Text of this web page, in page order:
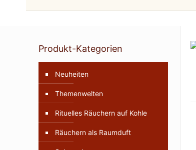
Produkt-Kategorien
Neuheiten
Themenwelten
Rituelles Räuchern auf Kohle
Räuchern als Raumduft